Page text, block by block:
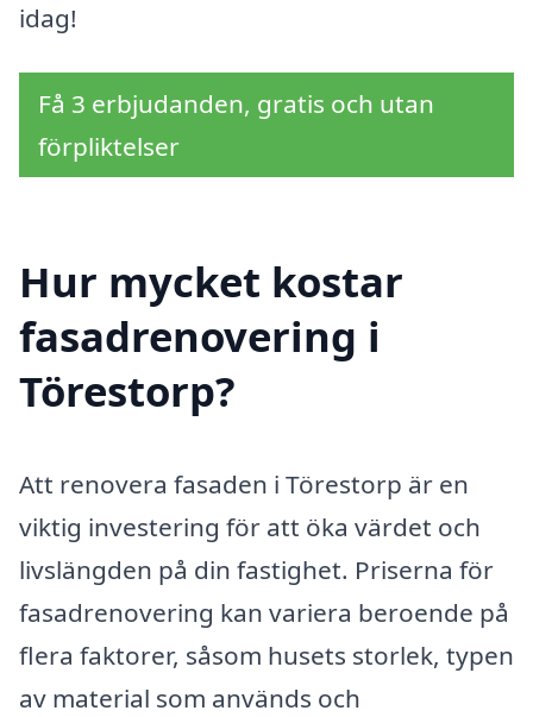
idag!
Få 3 erbjudanden, gratis och utan
förpliktelser
Hur mycket kostar
fasadrenovering i
Törestorp?
Att renovera fasaden i Törestorp är en
viktig investering för att öka värdet och
livslängden på din fastighet. Priserna för
fasadrenovering kan variera beroende på
flera faktorer, såsom husets storlek, typen
av material som används och